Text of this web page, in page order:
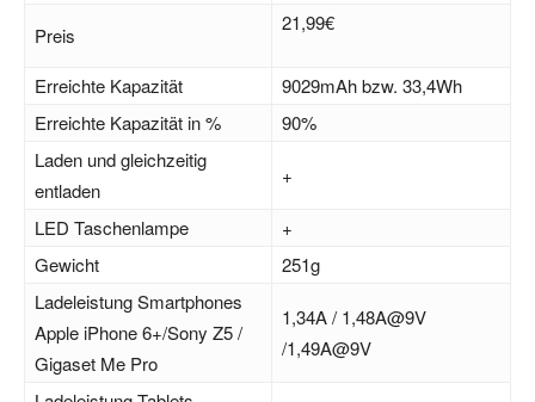
Preis
21,99€
Erreichte Kapazität
9029mAh bzw. 33,4Wh
Erreichte Kapazität in %
90%
Laden und gleichzeitig
entladen
+
LED Taschenlampe
+
Gewicht
251g
Ladeleistung Smartphones
Apple iPhone 6+/Sony Z5 /
Gigaset Me Pro
1,34A / 1,48A@9V
/1,49A@9V